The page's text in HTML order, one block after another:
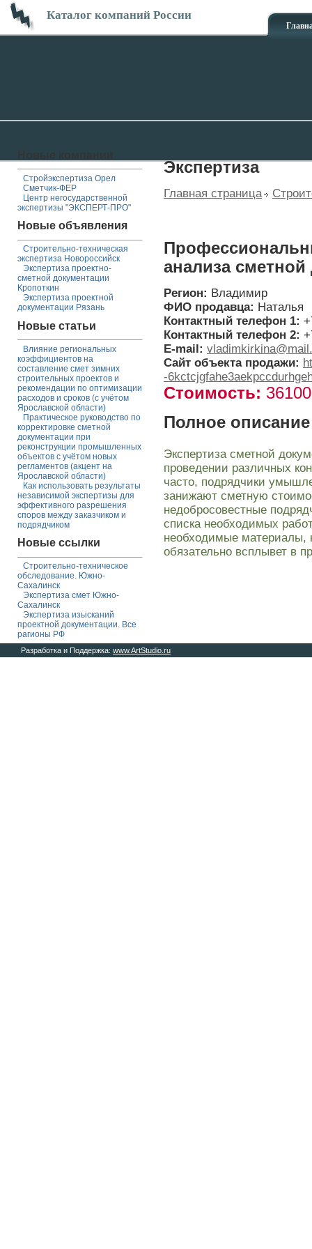
Каталог компаний России
Стройэкспертиза Орел
Сметчик-ФЕР
Центр негосударственной
экспертизы "ЭКСПЕРТ-ПРО"
Новые объявления
Строительно-техническая
экспертиза Новороссийск
Экспертиза проектно-
сметной документации
Кропоткин
Экспертиза проектной
документации Рязань
Новые статьи
Влияние региональных
коэффициентов на
составление смет зимних
строительных проектов и
рекомендации по оптимизации
расходов и сроков (с учётом
Ярославской области)
Практическое руководство по
корректировке сметной
документации при
реконструкции промышленных
объектов с учётом новых
регламентов (акцент на
Ярославской области)
Как использовать результаты
независимой экспертизы для
эффективного разрешения
споров между заказчиком и
подрядчиком
Новые ссылки
Строительно-техническое
обследование. Южно-
Сахалинск
Экспертиза смет Южно-
Сахалинск
Экспертиза изысканий
проектной документации. Все
рагионы РФ
Экспертиза
Главная страница
анализа
Регион: Владимир
ФИО продавца: Наталья
Контактный телефон 1:
Контактный телефон 2:
E-mail:
Сайт объекта продажи:
-
Стоимость:
Полное
Экспертиза сметной
проведении различных
часто, подрядчики
занижают сметную
недобросовестные
списка необходимых
необходимые материалы,
обязательно всплывет в
Разработка и Поддержка: www.ArtStudio.ru